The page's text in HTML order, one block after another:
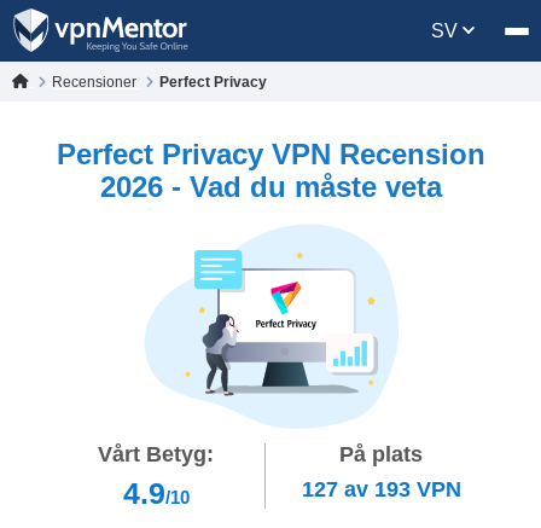
SV
Recensioner Perfect Privacy
Perfect Privacy VPN Recension
2026 - Vad du måste veta
Vårt Betyg:
4.9/10
På plats
127 av 193VPN